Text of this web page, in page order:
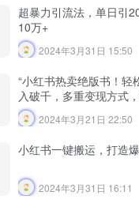
超暴力引流法，单日引
10万+
2024年3月31日 15:50
“小红书热卖绝版书！轻
入破千，多重变现方式
2024年3月21日 22:50
小红书一键搬运，打造
2024年3月31日 16:11